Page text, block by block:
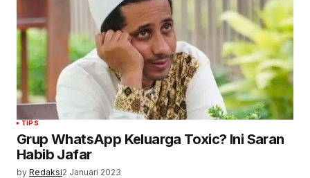
TIPS
Grup WhatsApp Keluarga Toxic? Ini Saran
Habib Jafar
by Redaksi2 Januari 2023